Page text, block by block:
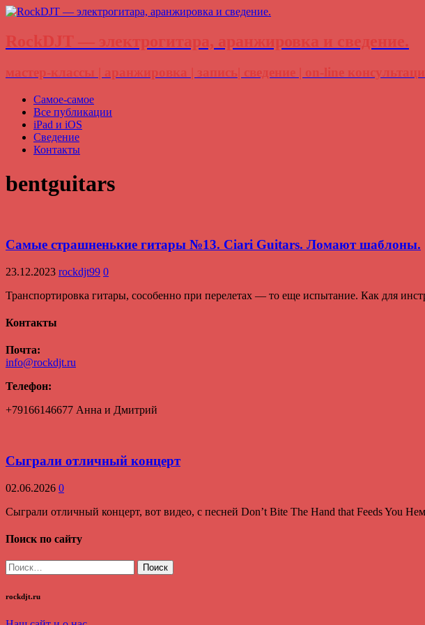
RockDJT — электрогитара, аранжировка и сведение.
мастер-классы | аранжировка | запись| сведение | on-line
Самое-самое
Все публикации
iPad и iOS
Сведение
Контакты
bentguitars
Самые страшненькие гитары №13. Ciari Guitars. Ломают шаблоны.
23.12.2023 rockdjt99 0
Транспортировка гитары, сособенно при перелетах — то еще испытание. Как для
Контакты
Почта:
info@rockdjt.ru
Телефон:
+79166146677 Анна и Дмитрий
Сыграли отличный концерт
02.06.2026 0
Сыграли отличный концерт, вот видео, с песней Don’t Bite The Hand that Feeds You
Поиск по сайту
Найти:
rockdjt.ru